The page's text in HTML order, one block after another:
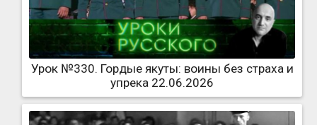
Урок №330. Гордые якуты: воины без страха и
упрека 22.06.2026